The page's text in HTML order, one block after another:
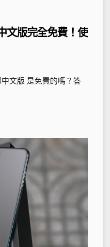
文版完全免費！使
文版 是免費的嗎？答